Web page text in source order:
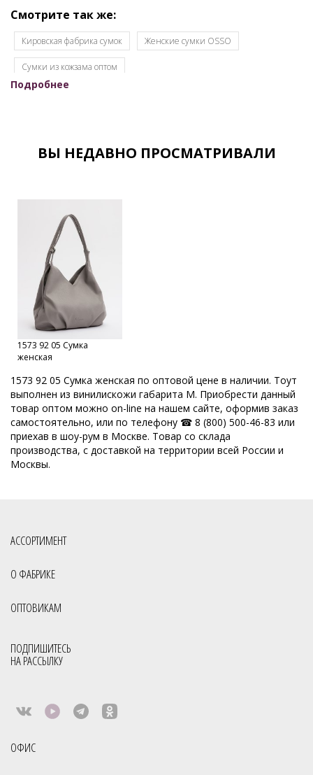
Смотрите так же:
Кировская фабрика сумок Женские сумки OSSO
Cумки из кожзама оптом
Женские сумки кировского производства
Женские сумки от производителя
Женские сумки Российской фабрики
Оптовый склад сумок в Москве
Кировские сумки
Сумки от производителя
Оптовая продажа сумок
Кожгалантерейная фабрика Оптовая база сумок
Производитель женских сумок Россия
Производство кожгалантереи Производитель женских сумок
Сумки производство Россия
Сумки фабрики S.Lavia
Коллекция Business
Подробнее
ВЫ НЕДАВНО ПРОСМАТРИВАЛИ
1573 92 05 Сумка
женская
1573 92 05 Сумка женская по оптовой цене в наличии. Тоут
выполнен из винилискожи габарита M. Приобрести данный
товар оптом можно on-line на нашем сайте, оформив заказ
самостоятельно, или по телефону ☎ 8 (800) 500-46-83 или
приехав в шоу-рум в Москве. Товар со склада
производства, с доставкой на территории всей России и
Москвы.
АССОРТИМЕНТ
О ФАБРИКЕ
ОПТОВИКАМ
ПОДПИШИТЕСЬ
НА РАССЫЛКУ
ОФИС